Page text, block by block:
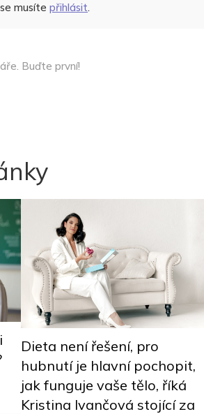
musíte přihlásit.
Buďte první!
Dieta není řešení, pro
hubnutí je hlavní pochopit,
jak funguje vaše tělo, říká
Kristina Ivančová stojící za